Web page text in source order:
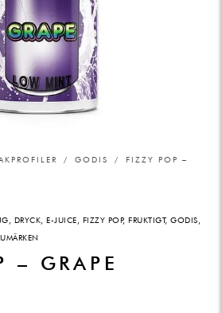
/ GODIS
/ FIZZY POP –
DRYCK E-JUICE FIZZY POP, FRUKTIGT, GODIS
– GRAPE